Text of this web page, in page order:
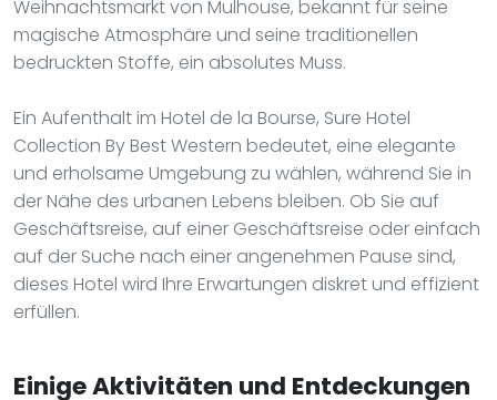
Weihnachtsmarkt von Mulhouse, bekannt für seine
magische Atmosphäre und seine traditionellen
bedruckten Stoffe, ein absolutes Muss.
Ein Aufenthalt im Hotel de la Bourse, Sure Hotel
Collection By Best Western bedeutet, eine elegante
und erholsame Umgebung zu wählen, während Sie in
der Nähe des urbanen Lebens bleiben. Ob Sie auf
Geschäftsreise, auf einer Geschäftsreise oder einfach
auf der Suche nach einer angenehmen Pause sind,
dieses Hotel wird Ihre Erwartungen diskret und effizient
erfüllen.
Einige Aktivitäten und Entdeckungen